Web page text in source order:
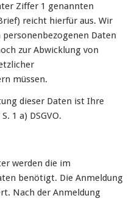
Ziffer 1 genannten
reicht hierfür aus. Wir
Daten
zur Abwicklung von
müssen.
dieser Daten ist Ihre
1 a) DSGVO.
werden die im
benötigt. Die Anmeldung
Nach der Anmeldung